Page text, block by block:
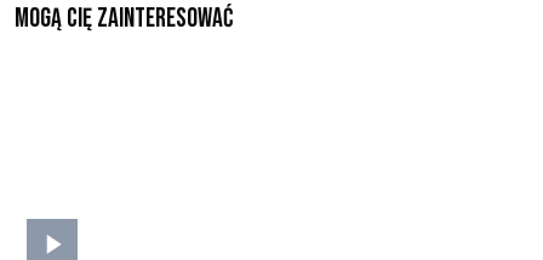
Mogą Cię zainteresować